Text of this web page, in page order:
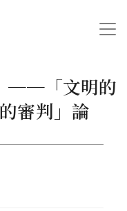
──「文明的
審判」論
研究所博士課程屆